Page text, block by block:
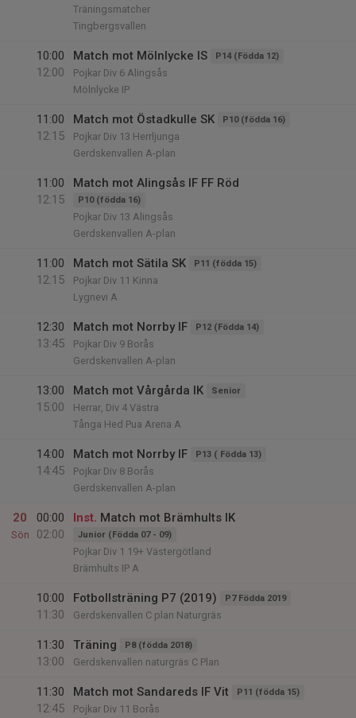
Träningsmatcher
Tingbergsvallen
10:00
12:00
Match mot Mölnlycke IS P14 (Födda 12)
Pojkar Div 6 Alingsås
Mölnlycke IP
11:00
12:15
Match mot Östadkulle SK P10 (födda 16)
Pojkar Div 13 Herrljunga
Gerdskenvallen A-plan
11:00
12:15
Match mot Alingsås IF FF Röd
P10 (födda 16)
Pojkar Div 13 Alingsås
Gerdskenvallen A-plan
11:00
12:15
Match mot Sätila SK P11 (födda 15)
Pojkar Div 11 Kinna
Lygnevi A
12:30
13:45
Match mot Norrby IF P12 (Födda 14)
Pojkar Div 9 Borås
Gerdskenvallen A-plan
13:00
15:00
Match mot Vårgårda IK Senior
Herrar, Div 4 Västra
Tånga Hed Pua Arena A
14:00
14:45
Match mot Norrby IF P13 ( Födda 13)
Pojkar Div 8 Borås
Gerdskenvallen A-plan
20
Sön
00:00
02:00
Inst. Match mot Brämhults IK
Junior (Födda 07 - 09)
Pojkar Div 1 19+ Västergötland
Brämhults IP A
10:00
11:30
Fotbollsträning P7 (2019) P7 Födda 2019
Gerdskenvallen C plan Naturgräs
11:30
13:00
Träning P8 (födda 2018)
Gerdskenvallen naturgräs C Plan
11:30
12:45
Match mot Sandareds IF Vit P11 (födda 15)
Pojkar Div 11 Borås